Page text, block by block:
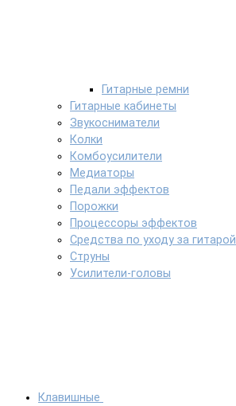
Гитарные ремни
Гитарные кабинеты
Звукосниматели
Колки
Комбоусилители
Медиаторы
Педали эффектов
Порожки
Процессоры эффектов
Средства по уходу за гитарой
Струны
Усилители-головы
Клавишные